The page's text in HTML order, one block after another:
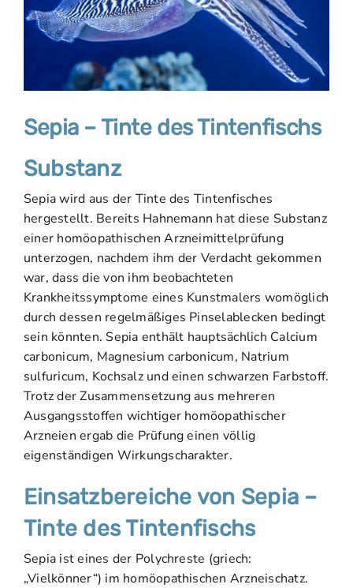
Sepia – Tinte des Tintenfischs
Substanz
Sepia wird aus der Tinte des Tintenfisches
hergestellt. Bereits Hahnemann hat diese Substanz
einer homöopathischen Arzneimittelprüfung
unterzogen, nachdem ihm der Verdacht gekommen
war, dass die von ihm beobachteten
Krankheitssymptome eines Kunstmalers womöglich
durch dessen regelmäßiges Pinselablecken bedingt
sein könnten. Sepia enthält hauptsächlich Calcium
carbonicum, Magnesium carbonicum, Natrium
sulfuricum, Kochsalz und einen schwarzen Farbstoff.
Trotz der Zusammensetzung aus mehreren
Ausgangsstoffen wichtiger homöopathischer
Arzneien ergab die Prüfung einen völlig
eigenständigen Wirkungscharakter.
Einsatzbereiche von Sepia –
Tinte des Tintenfischs
Sepia ist eines der Polychreste (griech:
„Vielkönner“) im homöopathischen Arzneischatz.